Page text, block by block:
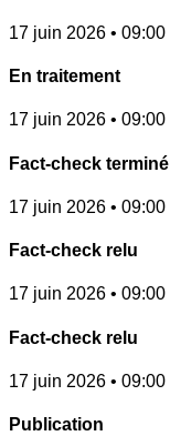
17 juin 2026 • 09:00
En traitement
17 juin 2026 • 09:00
Fact-check terminé
17 juin 2026 • 09:00
Fact-check relu
17 juin 2026 • 09:00
Fact-check relu
17 juin 2026 • 09:00
Publication